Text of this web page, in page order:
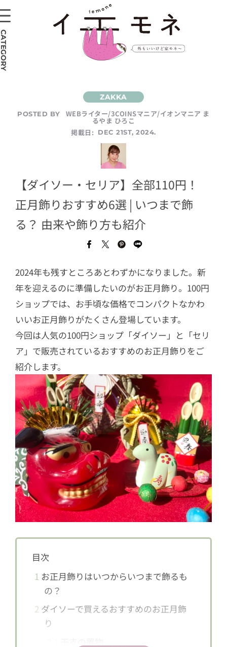
POSTED BY WEBライター/3COINSマニア/イオンマニア ま
るやま ひろこ
掲載日:
DEC 21ST, 2024.
【ダイソー・セリア】全部110円！
正月飾りおすすめ6選 | いつまで飾
る？ 由来や飾り方も紹介
2024年も残すところあとわずかになりました。新
年を迎えるのに準備したいのがお正月飾り。100円
ショップでは、お手頃な価格でコンパクトなかわ
いいお正月飾りがたくさん登場しています。
今回は人気の100円ショップ「ダイソー」と「セリ
ア」で販売されているおすすめのお正月飾りをご
紹介します。
目次
1 お正月飾りはいつからいつまで飾るも
の？
2 ダイソーで買えるおすすめのお正月飾
り